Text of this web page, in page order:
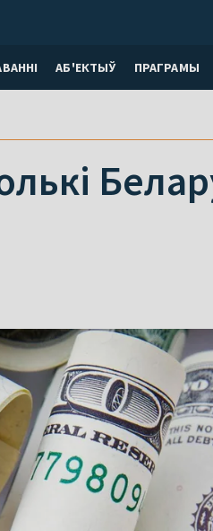
АБ'ЕКТЫЎ ПРАГРАМЫ